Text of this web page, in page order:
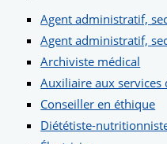
Agent administratif,
Agent administratif,
Archiviste médical
Auxiliaire aux services
Conseiller en éthique
Diététiste-